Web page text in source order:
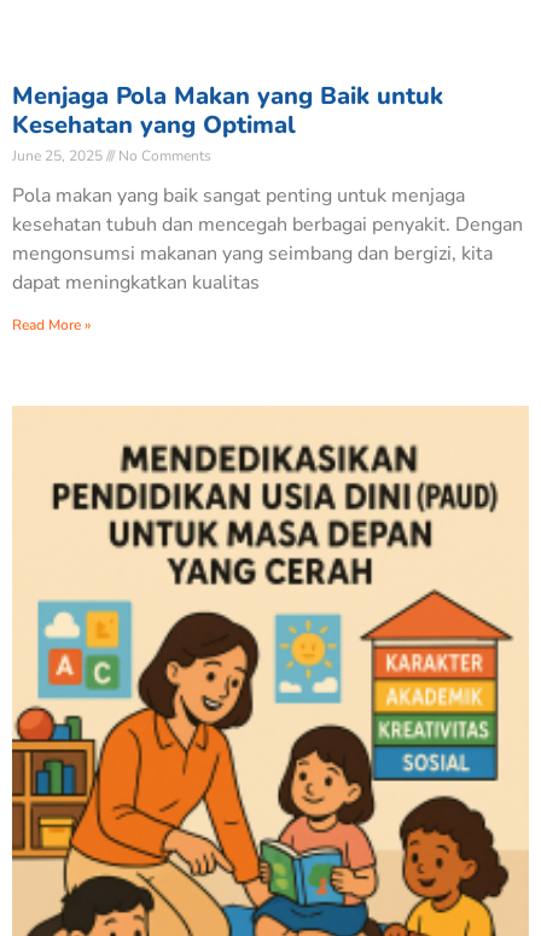
Menjaga Pola Makan yang Baik untuk
Kesehatan yang Optimal
June 25, 2025 No Comments
Pola makan yang baik sangat penting untuk menjaga
kesehatan tubuh dan mencegah berbagai penyakit. Dengan
mengonsumsi makanan yang seimbang dan bergizi, kita
dapat meningkatkan kualitas
Read More »